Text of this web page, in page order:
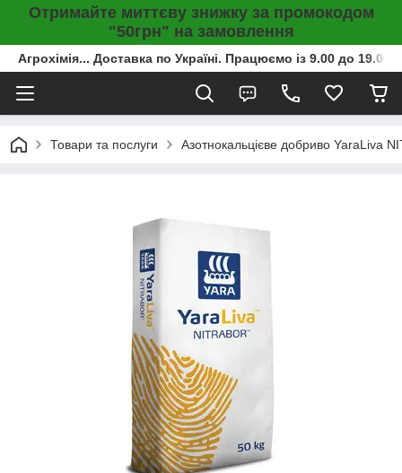
Отримайте миттєву знижку за промокодом
"50грн" на замовлення
Агрохімія... Доставка по Україні. Працюємо із 9.00 до
Товари та послуги Азотнокальцієве добриво YaraLiva